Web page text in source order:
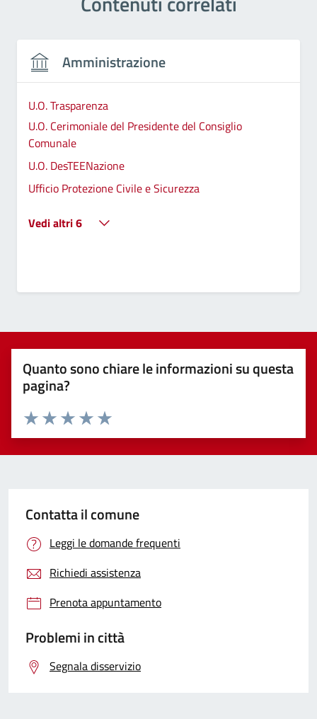
Amministrazione
U.O. Trasparenza
U.O. Cerimoniale del Presidente del Consiglio
Comunale
U.O. DesTEENazione
Ufficio Protezione Civile e Sicurezza
Vedi altri 6
Quanto sono chiare le informazioni su questa
pagina?
Valuta 5 stelle su 5
Valuta 4 stelle su 5
Valuta 3 stelle su 5
Valuta 2 stelle su 5
Valuta 1 stelle su 5
Contatta il comune
Leggi le domande frequenti
Richiedi assistenza
Prenota appuntamento
Problemi in città
Segnala disservizio